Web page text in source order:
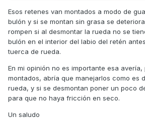
Esos retenes van montados a modo de
bulón y si se montan sin grasa se
rompen si al desmontar la rueda no se
bulón en el interior del labio del retén
tuerca de rueda.
En mi opinión no es importante esa
montados, abría que manejarlos como es
rueda, y si se desmontan poner un poco
para que no haya fricción en seco.
Un saludo